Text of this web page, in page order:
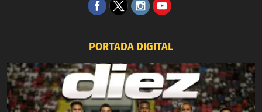
PORTADA DIGITAL